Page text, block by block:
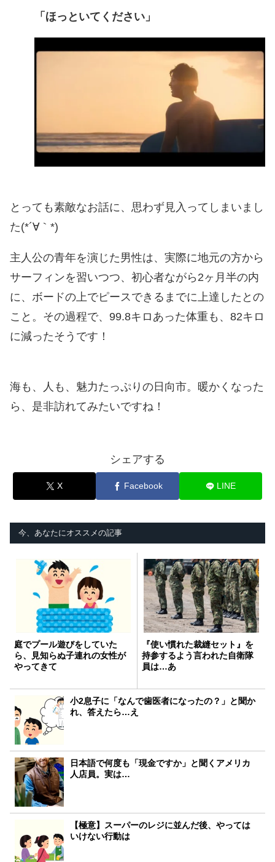
「ほっといてください」
とっても素敵なお話に、思わず見入ってしまいまし
た(*´∀｀*)
主人公の青年を演じた男性は、実際に地元の方から
サーフィンを習いつつ、初心者ながら2ヶ月半の内
に、ボードの上でピースできるまでに上達したとの
こと。その過程で、99.8キロあった体重も、82キロ
に減ったそうです！
海も、人も、魅力たっぷりの日向市。暖かくなった
ら、是非訪れてみたいですね！
シェアする
X Facebook LINE
今、あなたにオススメの記事
庭でプール遊びをしていた
ら、見知らぬ子連れの女性が
やってきて
『使い慣れた裁縫セット』を
持参するよう言われた自衛隊
員は…あ
小2息子に「なんで歯医者になったの？」と聞か
れ、答えたら…え
日本語で何度も「現金ですか」と聞くアメリカ
人店員。実は…
【極意】スーパーのレジに並んだ後、やっては
いけない行動は